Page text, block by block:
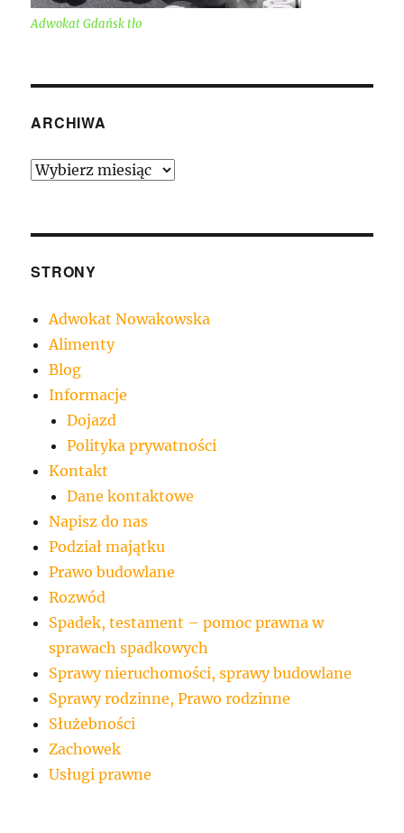
Adwokat Gdańsk tło
ARCHIWA
Archiwa
STRONY
Adwokat Nowakowska
Alimenty
Blog
Informacje
Dojazd
Polityka prywatności
Kontakt
Dane kontaktowe
Napisz do nas
Podział majątku
Prawo budowlane
Rozwód
Spadek, testament – pomoc prawna w
sprawach spadkowych
Sprawy nieruchomości, sprawy budowlane
Sprawy rodzinne, Prawo rodzinne
Służebności
Zachowek
Usługi prawne